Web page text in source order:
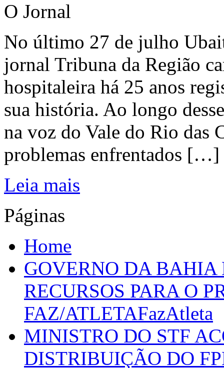
O Jornal
No último 27 de julho
jornal Tribuna da Região
hospitaleira há 25 anos
sua história. Ao longo
na voz do Vale do Rio das
problemas enfrentados […]
Leia mais
Páginas
Home
GOVERNO DA
RECURSOS PARA O
FAZ/ATLETAFazAtleta
MINISTRO DO STF
DISTRIBUIÇÃO DO